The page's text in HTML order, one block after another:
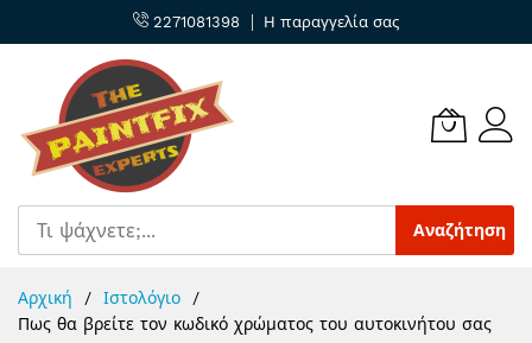
2271081398 Η παραγγελία σας
Αναζήτηση
στο
περιεχόμενο
Αρχική
Ιστολόγιο
Πως θα βρείτε τον κωδικό χρώματος του αυτοκινήτου σας